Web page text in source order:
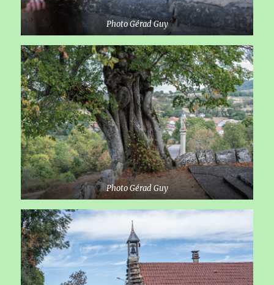
Photo Gérad Guy
Photo Gérad Guy